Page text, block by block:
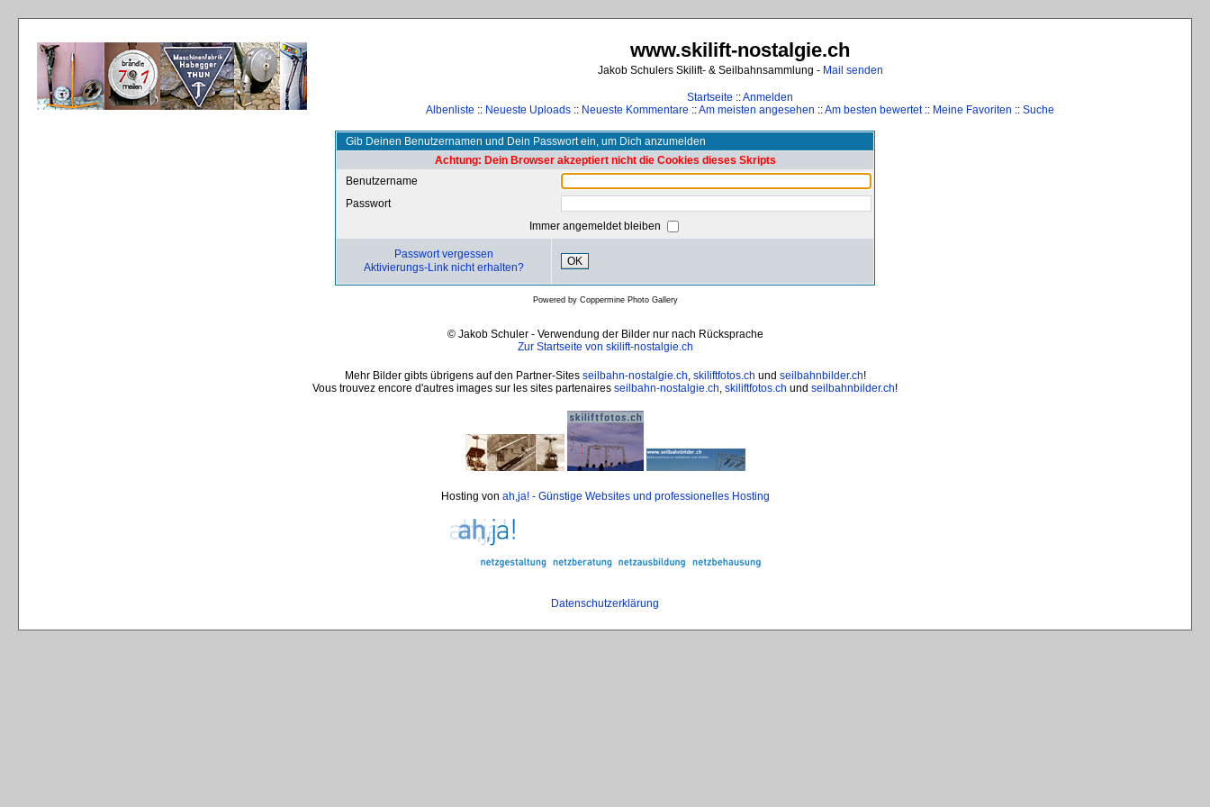
www.skilift-nostalgie.ch
Jakob Schulers Skilift- & Seilbahnsammlung - Mail senden
Startseite ::Anmelden
Albenliste :: Neueste Uploads :: Neueste Kommentare ::Am meisten angesehen ::Am besten bewertet:: Meine Favoriten :: Suche
Gib Deinen Benutzernamen und Dein Passwort ein, um Dich anzumelden
Achtung: Dein Browser akzeptiert nicht die Cookies dieses Skripts
Benutzername
Passwort
Immer angemeldet bleiben
Passwort vergessen
Aktivierungs-Link nicht erhalten?
OK
Powered by Coppermine Photo Gallery
© Jakob Schuler - Verwendung der Bilder nur nach Rücksprache
Zur Startseite von skilift-nostalgie.ch
Mehr Bilder gibts übrigens auf den Partner-Sites seilbahn-nostalgie.ch, skiliftfotos.ch und seilbahnbilder.ch!
Vous trouvez encore d'autres images sur les sites partenaires seilbahn-nostalgie.ch, skiliftfotos.ch und seilbahnbilder.ch!
Hosting von ah,ja! - Günstige Websites und professionelles Hosting
Datenschutzerklärung